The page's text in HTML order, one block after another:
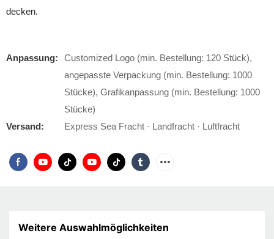
decken.
Anpassung:
Customized Logo (min. Bestellung: 120 Stück),
angepasste Verpackung (min. Bestellung: 1000
Stücke), Grafikanpassung (min. Bestellung: 1000
Stücke)
Versand:
Express Sea Fracht · Landfracht · Luftfracht
Weitere Auswahlmöglichkeiten